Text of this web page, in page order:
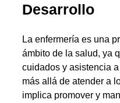
Desarrollo
La enfermería es una
ámbito de la salud, ya
cuidados y asistencia
más allá de atender a
implica promover y